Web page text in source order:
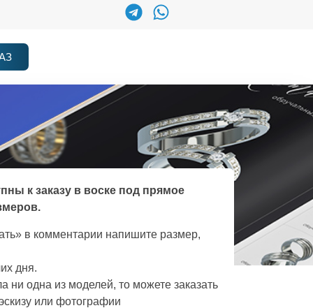
к заказу в воске под прямое
в комментарии напишите размер,
дня.
ни одна из моделей, то можете заказать
или фотографии